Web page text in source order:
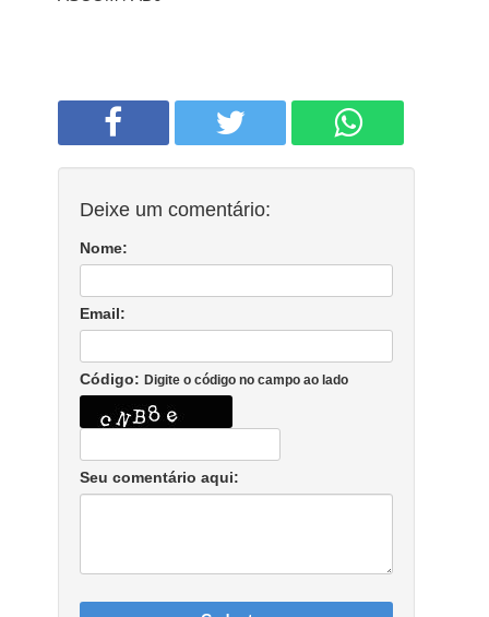
Deixe um comentário:
Nome:
Email:
Código: Digite o código no campo ao lado
Seu comentário aqui: